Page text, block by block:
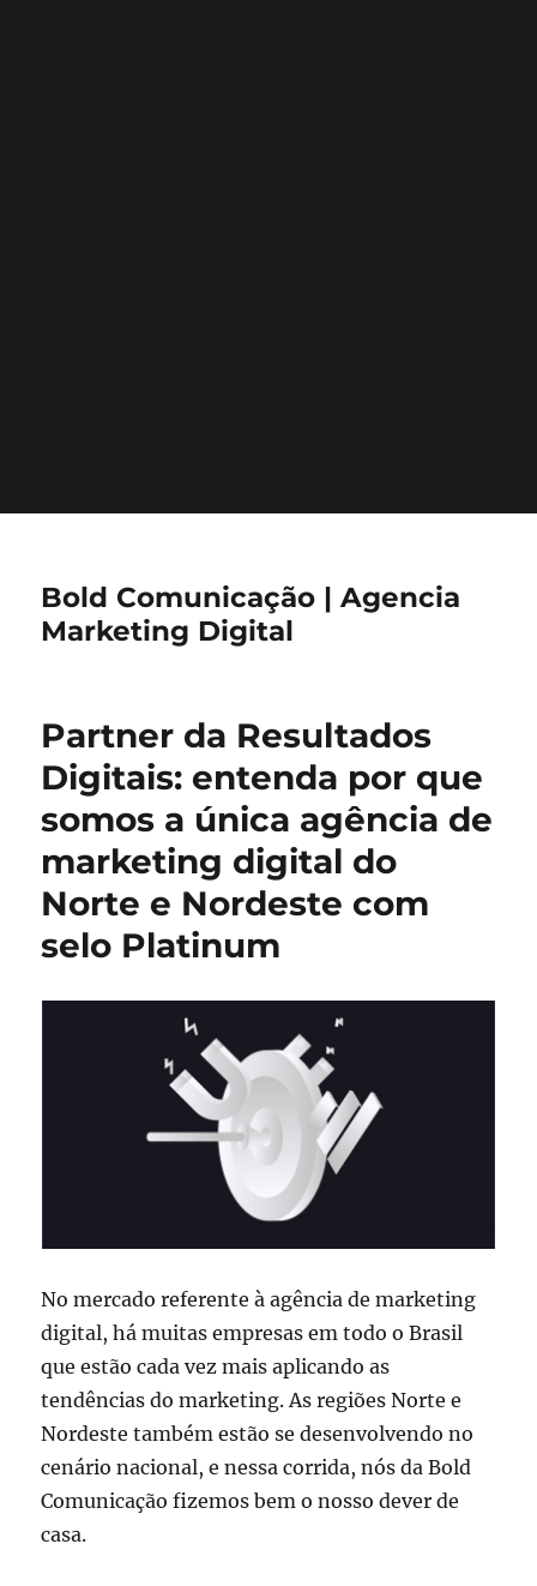
Bold Comunicação | Agencia
Marketing Digital
Partner da Resultados
Digitais: entenda por que
somos a única agência de
marketing digital do
Norte e Nordeste com
selo Platinum
No mercado referente à agência de marketing
digital, há muitas empresas em todo o Brasil
que estão cada vez mais aplicando as
tendências do marketing. As regiões Norte e
Nordeste também estão se desenvolvendo no
cenário nacional, e nessa corrida, nós da Bold
Comunicação fizemos bem o nosso dever de
casa.